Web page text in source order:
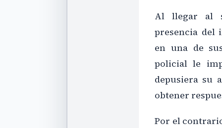
Al llegar al
presencia del
en una de
policial le
depusiera su
obtener
Por el